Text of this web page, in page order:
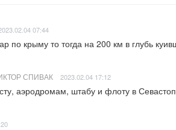
07:44
по крыму то тогда на 200 км в глубь
СПИВАК 2023.02.04 17:12
аэродромам, штабу и флоту в